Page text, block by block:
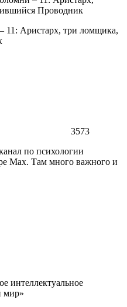
11: Аристарх, три ломщика,
3573
по психологии
Max. Там много важного и